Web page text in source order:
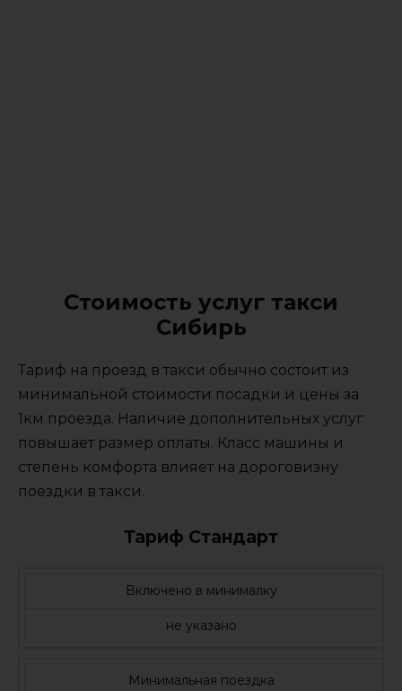
Стоимость услуг такси
Сибирь
Тариф на проезд в такси обычно состоит из
минимальной стоимости посадки и цены за
1км проезда. Наличие дополнительных услуг
повышает размер оплаты. Класс машины и
степень комфорта влияет на дороговизну
поездки в такси.
Тариф Стандарт
Включено в минималку
не указано
Минимальная поездка